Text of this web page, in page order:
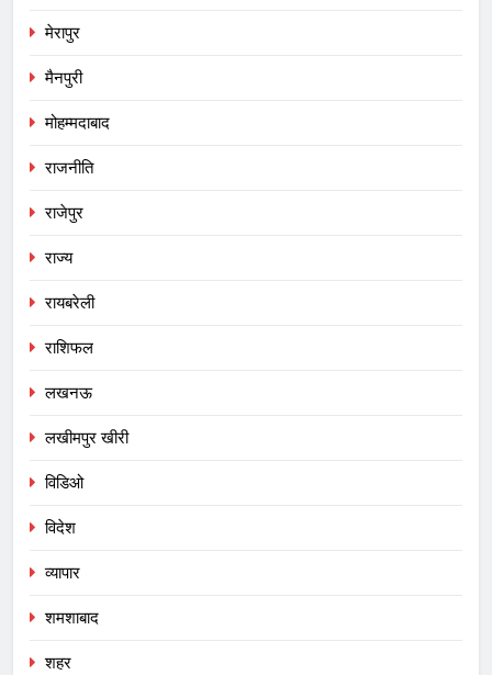
मेरापुर
मैनपुरी
मोहम्मदाबाद
राजनीति
राजेपुर
राज्य
रायबरेली
राशिफल
लखनऊ
लखीमपुर खीरी
विडिओ
विदेश
व्यापार
शमशाबाद
शहर